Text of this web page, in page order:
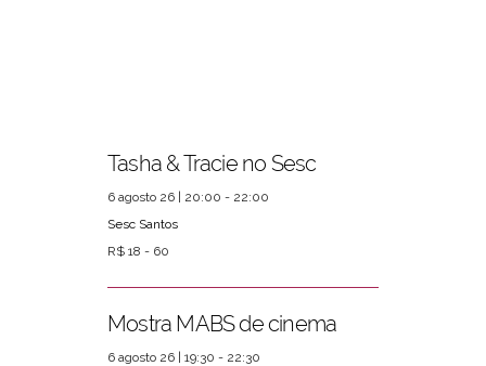
Tasha & Tracie no Sesc
6 agosto 26 | 20:00 - 22:00
Sesc Santos
R$ 18 - 60
Mostra MABS de cinema
6 agosto 26 | 19:30 - 22:30